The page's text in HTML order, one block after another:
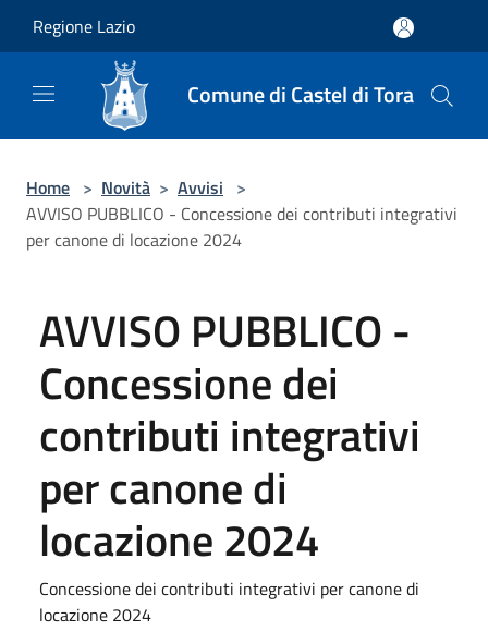
Regione Lazio
Comune di Castel di Tora
Home > Novità > Avvisi >
AVVISO PUBBLICO - Concessione dei contributi integrativi
per canone di locazione 2024
AVVISO PUBBLICO -
Concessione dei
contributi integrativi
per canone di
locazione 2024
Concessione dei contributi integrativi per canone di
locazione 2024